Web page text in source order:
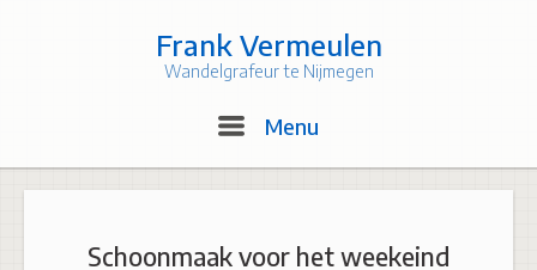
Frank Vermeulen
Wandelgrafeur te Nijmegen
Menu
Schoonmaak voor het weekeind